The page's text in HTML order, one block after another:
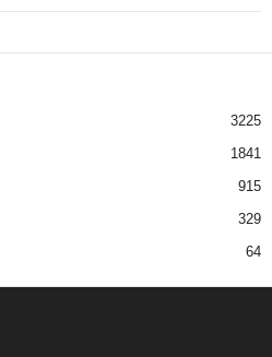
3225
1841
915
329
64